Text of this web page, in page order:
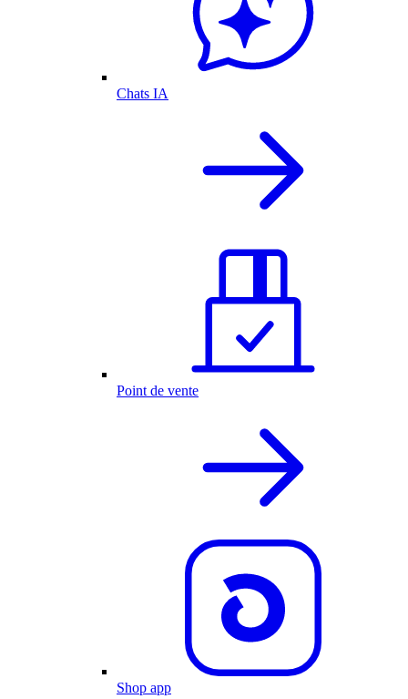
Chats IA
Point de vente
Shop app